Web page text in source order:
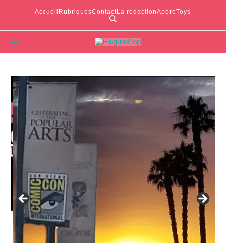
Accueil RubriquesContactLa rédactionApéroToys